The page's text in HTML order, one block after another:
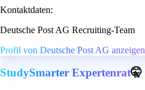
Kontaktdaten:
Deutsche Post AG Recruiting-Team
Profil von Deutsche Post AG anzeigen
StudySmarter Expertenrat🤫